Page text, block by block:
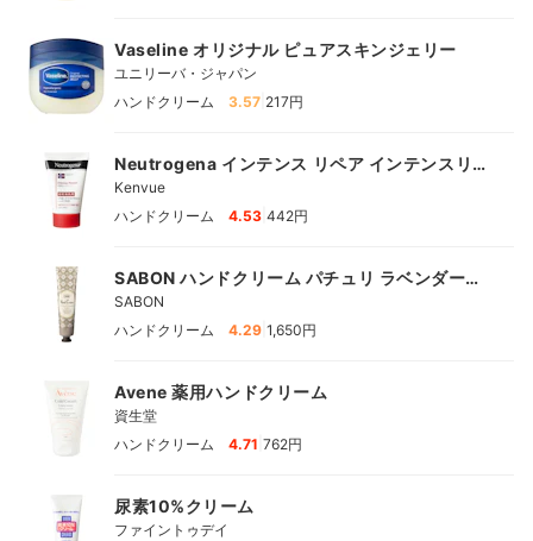
Vaseline オリジナル ピュアスキンジェリー
ユニリーバ・ジャパン
ハンドクリーム
3.57 217円
Neutrogena インテンス リペア インテンスリペ
ア ハンドクリーム
Kenvue
ハンドクリーム
4.53 442円
SABON ハンドクリーム パチュリ ラベンダー
バニラ
SABON
ハンドクリーム
4.29 1,650円
Avene 薬用ハンドクリーム
資生堂
ハンドクリーム
4.71 762円
尿素10%クリーム
ファイントゥデイ